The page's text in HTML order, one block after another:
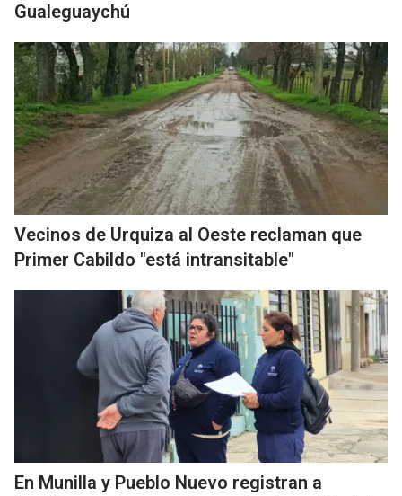
Gualeguaychú
Vecinos de Urquiza al Oeste reclaman que
Primer Cabildo "está intransitable"
En Munilla y Pueblo Nuevo registran a